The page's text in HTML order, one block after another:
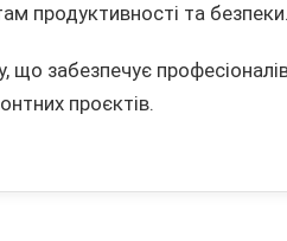
продуктивності та безпеки.
що забезпечує
проєктів.